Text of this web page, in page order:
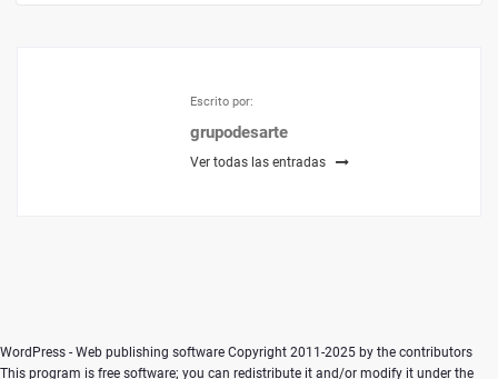
Escrito por:
grupodesarte
Ver todas las entradas
WordPress - Web publishing software Copyright 2011-2025 by the contributors This program is free software; you can redistribute it and/or modify it under the terms of the GNU General Public License as published by the Free Software Foundation; either version 2 of the License, or (at your option) any later version. This program is distributed in the hope that it will be useful, but WITHOUT ANY WARRANTY; without even the implied warranty of MERCHANTABILITY or FITNESS FOR A PARTICULAR PURPOSE. See the GNU General Public License for more details. You should have received a copy of the GNU General Public License along with this program; if not, write to the Free Software Foundation, Inc., 51 Franklin St, Fifth Floor, Boston, MA 02110-1301 USA This program incorporates work covered by the following copyright and permission notices: b2 is (c) 2001, 2002 Michel Valdrighi - Cafelog Wherever third party code has been used, credit has been given in the code's comments. b2 is released under the GPL and WordPress - Web publishing software Copyright 2003-2010 by the contributors WordPress is released under the GPL =-=-=-=-=-=-=-=-=-=-=-=-=-=-=-=-=-=-=-=-=-=-=-=-=-=-=-=-=-=-=-=-=-=-=-=-=-=-=-= GNU GENERAL PUBLIC LICENSE Version 2, June 1991 Copyright (C) 1989, 1991 Free Software Foundation, Inc., 51 Franklin Street, Fifth Floor, Boston, MA 02110-1301 USA Everyone is permitted to copy and distribute verbatim copies of this license document, but changing it is not allowed. Preamble The licenses for most software are designed to take away your freedom to share and change it. By contrast, the GNU General Public License is intended to guarantee your freedom to share and change free software--to make sure the software is free for all its users. This General Public License applies to most of the Free Software Foundation's software and to any other program whose authors commit to using it. (Some other Free Software Foundation software is covered by the GNU Lesser General Public License instead.) You can apply it to your programs, too. When we speak of free software, we are referring to freedom, not price. Our General Public Licenses are designed to make sure that you have the freedom to distribute copies of free software (and charge for this service if you wish), that you receive source code or can get it if you want it, that you can change the software or use pieces of it in new free programs; and that you know you can do these things. To protect your rights, we need to make restrictions that forbid anyone to deny you these rights or to ask you to surrender the rights. These restrictions translate to certain responsibilities for you if you distribute copies of the software, or if you modify it. For example, if you distribute copies of such a program, whether gratis or for a fee, you must give the recipients all the rights that you have. You must make sure that they, too, receive or can get the source code. And you must show them these terms so they know their rights. We protect your rights with two steps: (1) copyright the software, and (2) offer you this license which gives you legal permission to copy, distribute and/or modify the software. Also, for each author's protection and ours, we want to make certain that everyone understands that there is no warranty for this free software. If the software is modified by someone else and passed on, we want its recipients to know that what they have is not the original, so that any problems introduced by others will not reflect on the original authors' reputations. Finally, any free program is threatened constantly by software patents. We wish to avoid the danger that redistributors of a free program will individually obtain patent licenses, in effect making the program proprietary. To prevent this, we have made it clear that any patent must be licensed for everyone's free use or not licensed at all. The precise terms and conditions for copying, distribution and modification follow. GNU GENERAL PUBLIC LICENSE TERMS AND CONDITIONS FOR COPYING, DISTRIBUTION AND MODIFICATION 0. This License applies to any program or other work which contains a notice placed by the copyright holder saying it may be distributed under the terms of this General Public License. The "Program", below, refers to any such program or work, and a "work based on the Program" means either the Program or any derivative work under copyright law: that is to say, a work containing the Program or a portion of it, either verbatim or with modifications and/or translated into another language. (Hereinafter, translation is included without limitation in the term "modification".) Each licensee is addressed as "you". Activities other than copying, distribution and modification are not covered by this License; they are outside its scope. The act of running the Program is not restricted, and the output from the Program is covered only if its contents constitute a work based on the Program (independent of having been made by running the Program). Whether that is true depends on what the Program does. 1. You may copy and distribute verbatim copies of the Program's source code as you receive it, in any medium, provided that you conspicuously and appropriately publish on each copy an appropriate copyright notice and disclaimer of warranty; keep intact all the notices that refer to this License and to the absence of any warranty; and give any other recipients of the Program a copy of this License along with the Program. You may charge a fee for the physical act of transferring a copy, and you may at your option offer warranty protection in exchange for a fee. 2. You may modify your copy or copies of the Program or any portion of it, thus forming a work based on the Program, and copy and distribute such modifications or work under the terms of Section 1 above, provided that you also meet all of these conditions: a) You must cause the modified files to carry prominent notices stating that you changed the files and the date of any change. b) You must cause any work that you distribute or publish, that in whole or in part contains or is derived from the Program or any part thereof, to be licensed as a whole at no charge to all third parties under the terms of this License. c) If the modified program normally reads commands interactively when run, you must cause it, when started running for such interactive use in the most ordinary way, to print or display an announcement including an appropriate copyright notice and a notice that there is no warranty (or else, saying that you provide a warranty) and that users may redistribute the program under these conditions, and telling the user how to view a copy of this License. (Exception: if the Program itself is interactive but does not normally print such an announcement, your work based on the Program is not required to print an announcement.) These requirements apply to the modified work as a whole. If identifiable sections of that work are not derived from the Program, and can be reasonably considered independent and separate works in themselves, then this License, and its terms, do not apply to those sections when you distribute them as separate works. But when you distribute the same sections as part of a whole which is a work based on the Program, the distribution of the whole must be on the terms of this License, whose permissions for other licensees extend to the entire whole, and thus to each and every part regardless of who wrote it. Thus, it is not the intent of this section to claim rights or contest your rights to work written entirely by you; rather, the intent is to exercise the right to control the distribution of derivative or collective works based on the Program. In addition, mere aggregation of another work not based on the Program with the Program (or with a work based on the Program) on a volume of a storage or distribution medium does not bring the other work under the scope of this License. 3. You may copy and distribute the Program (or a work based on it, under Section 2) in object code or executable form under the terms of Sections 1 and 2 above provided that you also do one of the following: a) Accompany it with the complete corresponding machine-readable source code, which must be distributed under the terms of Sections 1 and 2 above on a medium customarily used for software interchange; or, b) Accompany it with a written offer, valid for at least three years, to give any third party, for a charge no more than your cost of physically performing source distribution, a complete machine-readable copy of the corresponding source code, to be distributed under the terms of Sections 1 and 2 above on a medium customarily used for software interchange; or, c) Accompany it with the information you received as to the offer to distribute corresponding source code. (This alternative is allowed only for noncommercial distribution and only if you received the program in object code or executable form with such an offer, in accord with Subsection b above.) The source code for a work means the preferred form of the work for making modifications to it. For an executable work, complete source code means all the source code for all modules it contains, plus any associated interface definition files, plus the scripts used to control compilation and installation of the executable. However, as a special exception, the source code distributed need not include anything that is normally distributed (in either source or binary form) with the major components (compiler, kernel, and so on) of the operating system on which the executable runs, unless that component itself accompanies t